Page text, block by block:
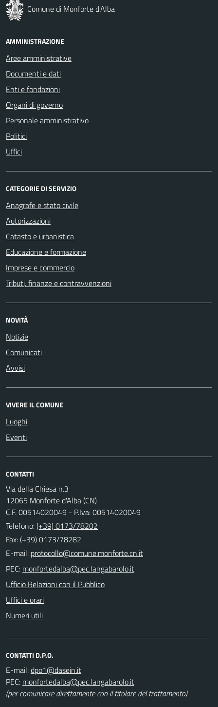
Comune di Monforte d'Alba
AMMINISTRAZIONE
Aree amministrative
Documenti e dati
Enti e fondazioni
Organi di governo
Personale amministrativo
Politici
Uffici
CATEGORIE DI SERVIZIO
Anagrafe e stato civile
Autorizzazioni
Catasto e urbanistica
Educazione e formazione
Imprese e commercio
Tributi, finanze e contravvenzioni
NOVITÀ
Notizie
Comunicati
Avvisi
VIVERE IL COMUNE
Luoghi
Eventi
CONTATTI
Via della Chiesa n.3
12065 Monforte d'Alba (CN)
C.F. 00514020049 - P.Iva: 00514020049
Telefono:(+39) 0173/78202
Fax: (+39) 0173/78282
E-mail:
PEC:
Ufficio Relazioni con il Pubblico
Uffici e orari
Numeri utili
CONTATTI D.P.O.
E-mail:
PEC:
(per comunicare direttamente con il titolare del trattamento)